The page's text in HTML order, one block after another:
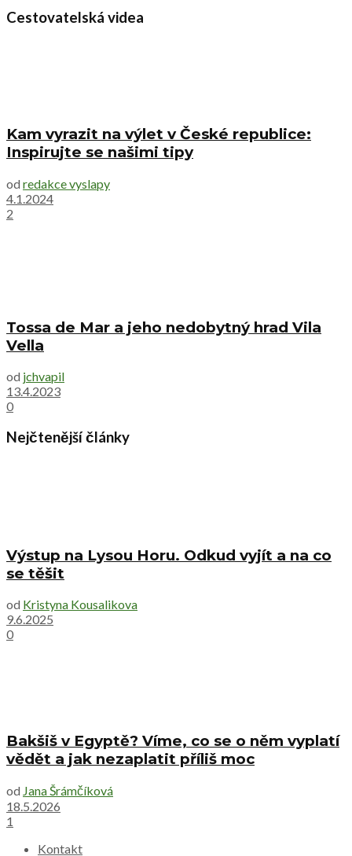
Cestovatelská videa
Kam vyrazit na výlet v České republice:
Inspirujte se našimi tipy
od redakce vyslapy
4.1.2024
2
Tossa de Mar a jeho nedobytný hrad Vila
Vella
od jchvapil
13.4.2023
0
Nejčtenější články
Výstup na Lysou Horu. Odkud vyjít a na co
se těšit
od Kristyna Kousalikova
9.6.2025
0
Bakšiš v Egyptě? Víme, co se o něm vyplatí
vědět a jak nezaplatit příliš moc
od Jana Šrámčíková
18.5.2026
1
Kontakt